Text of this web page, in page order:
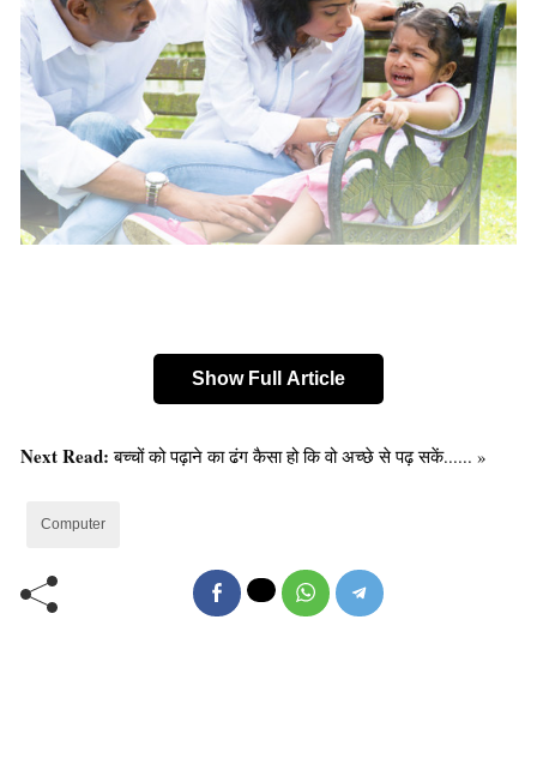
Show Full Article
Next Read:बच्चों को पढ़ाने का ढंग कैसा हो कि वो अच्छे से पढ़ सकें...... »
Computer